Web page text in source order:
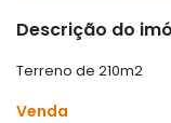
Descrição do
Terreno de 210m2
Venda